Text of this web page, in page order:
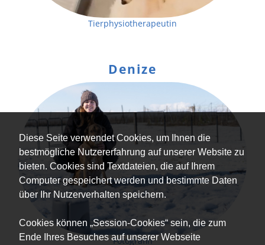
Diese Seite verwendet Cookies, um Ihnen die
bestmögliche Nutzererfahrung auf unserer Website zu
bieten. Cookies sind Textdateien, die auf Ihrem
Computer gespeichert werden und bestimmte Daten
über Ihr Nutzerverhalten speichern.
Cookies können „Session-Cookies“ sein, die zum
Ende Ihres Besuches auf unserer Webseite
Tierphysiotherapeutin
Denize
Fotografin